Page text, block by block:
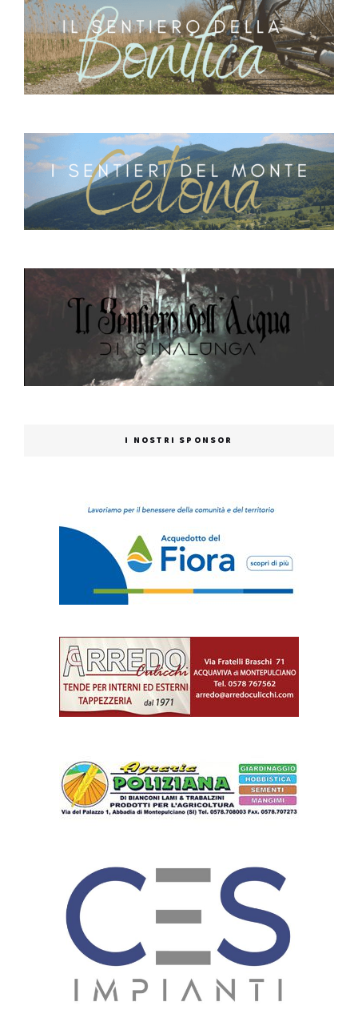
I NOSTRI SPONSOR